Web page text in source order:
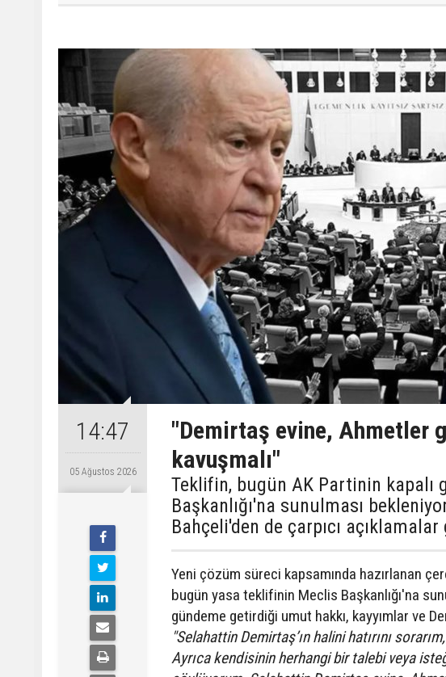
14:47
05 Ağustos 2026
"Demirtaş evine, Ahmetler
kavuşmalı"
Teklifin, bugün AK Partinin kapalı
Başkanlığı'na sunulması
Bahçeli'den de çarpıcı açıklamalar
Yeni çözüm süreci kapsamında hazırlanan
bugün yasa teklifinin Meclis Başkanlığı'na
gündeme getirdiği umut hakkı, kayyımlar ve
"Selahattin Demirtaş’ın halini hatırını
Ayrıca kendisinin herhangi bir talebi veya